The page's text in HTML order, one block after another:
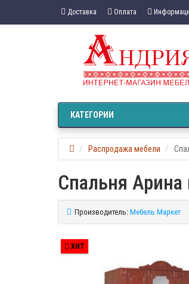
Доставка Оплата
КАТЕГОРИИ
Распродажа мебели
Спальня
Производитель: Мебель Маркет
ХИТ